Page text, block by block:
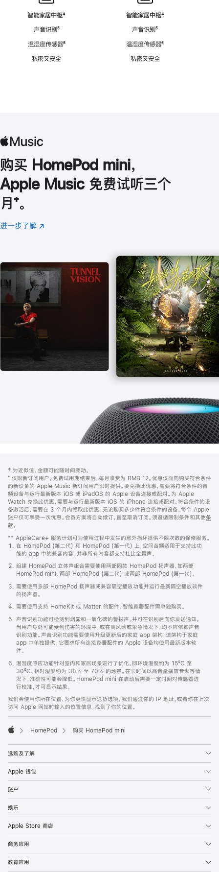
智能家居中枢脚
⁴
声音识别脚
⁵
温湿度传感器脚
⁶
私密又安全
智能家居中枢脚
⁴
声音识别脚
⁵
温湿度传感器脚
⁶
私密又安全
购买 HomePod mini，
Apple Music 免费试听三个
月 脚
注
⁺。
进一步了解 Apple
(在
口
中
打
开)
页
页
脚
注
‡ 为近似值。金额可能随时间变动。
⁺ 仅限新订阅用户。免费试用期结束后，每月收费为 RMB 12。优惠仅面向购买符合条件
的新设备的 Apple Music 新订阅用户限时提供。要兑换此优惠，需要将符合条件的音
频设备与运行最新版本 iOS 或 iPadOS 的 Apple 设备连接或配对。为 Apple
Watch 兑换此优惠，需要与运行最新版本 iOS 的 iPhone 连接或配对。符合条件的设
备激活后，需要在 3 个月内领取此优惠。无论购买多少件符合条件的设备，每个 Apple
账户仅可享受一次优惠。会员方案将自动续订，直至取消订阅。须遵循限制条件和其他条
款。
窗
口
中
打
开)
** AppleCare+ 服务计划可为使用过程中发生的意外损坏提供不限次数的保修服务。
在 HomePod (第二代) 和 HomePod (第一代) 上，空间音频适用于支持此功
能的 app 中的兼容内容。并非所有内容都支持杜比全景声。
组建 HomePod 立体声组合需要使用两部同款 HomePod 扬声器，如两部
HomePod mini、两部 HomePod (第二代) 或两部 HomePod (第一代)。
需要使用多部 HomePod 扬声器或兼容隔空播放功能并运行最新隔空播放软件
的扬声器。
需要使用支持 HomeKit 或 Matter 的配件。智能家居配件需单独购买。
声音识别功能可检测到烟雾和一氧化碳的警报声，并可在识别后向你发送通知。
当用户身处可能受到伤害的环境中，或在高风险或紧急情况下，均不应依赖声音
识别功能。声音识别功能需要使用升级更新后的家庭 app 架构，该架构于家庭
app 中单独提供。它要求所有连接家居配件的 Apple 设备均使用最新版本软
件。
温湿度感应功能针对室内和家居场景进行了优化，即环境温度约为 15ºC 至
30ºC、相对湿度约为 30% 至 70% 的场景。在长时间以高音量播放音频等情
况下，准确性可能会降低。HomePod mini 在启动后需要一定时间对传感器进
行校准，才可显示结果。
我们会使用你所在位置，为你更快显示送货选项。我们通过你的 IP 地址，或者你在上次
访问 Apple 网站时输入的位置信息，找到了你的位置。
HomePod 购买 HomePod mini
选购及了解
Apple 钱包
账户
娱乐
Apple Store 商店
商务应用
教育应用